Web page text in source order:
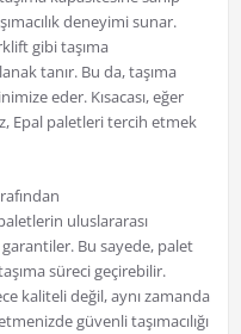
deneyimi sunar.
gibi taşıma
tanır. Bu da, taşıma
eder. Kısacası, eğer
Epal paletleri tercih etmek
uluslararası
garantiler. Bu sayede, palet
süreci geçirebilir.
kaliteli değil, aynı zamanda
güvenli taşımacılığı